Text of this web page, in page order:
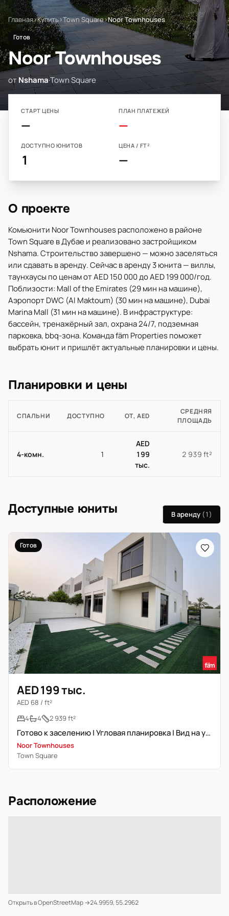
Главная›Купить›Town Square›Noor Townhouses
Готов
Noor Townhouses
отNshama·Town Square
СТАРТ ЦЕНЫ
—
ПЛАН ПЛАТЕЖЕЙ
—
ДОСТУПНО ЮНИТОВ
1
ЦЕНА / FT²
—
О проекте
Комьюнити Noor Townhouses расположено в районе
Town Square в Дубае и реализовано застройщиком
Nshama. Строительство завершено — можно заселяться
или сдавать в аренду. Сейчас в аренду 3 юнита — виллы,
таунхаусы по ценам от AED 150 000 до AED 199 000/год.
Поблизости: Mall of the Emirates (29 мин на машине),
Аэропорт DWC (Al Maktoum) (30 мин на машине), Dubai
Marina Mall (31 мин на машине). В инфраструктуре:
бассейн, тренажёрный зал, охрана 24/7, подземная
парковка, bbq-зона. Команда fäm Properties поможет
выбрать юнит и пришлёт актуальные планировки и цены.
Планировки и цены
СПАЛЬНИ ДОСТУПНО ОТ, AED
СРЕДНЯЯ
ПЛОЩАДЬ
4-комн. 1
AED
199
тыс.
2 939 ft²
Доступные юниты В аренду (1)
Готов
AED 199 тыс.
AED 68 / ft²
4
4 2 939 ft²
Готово к заселению | Угловая планировка | Вид на удобства
Noor Townhouses
Town Square
Расположение
Открыть в OpenStreetMap →24.9959, 55.2962